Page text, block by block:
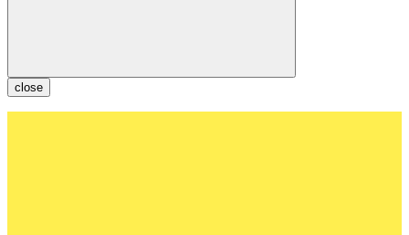
close